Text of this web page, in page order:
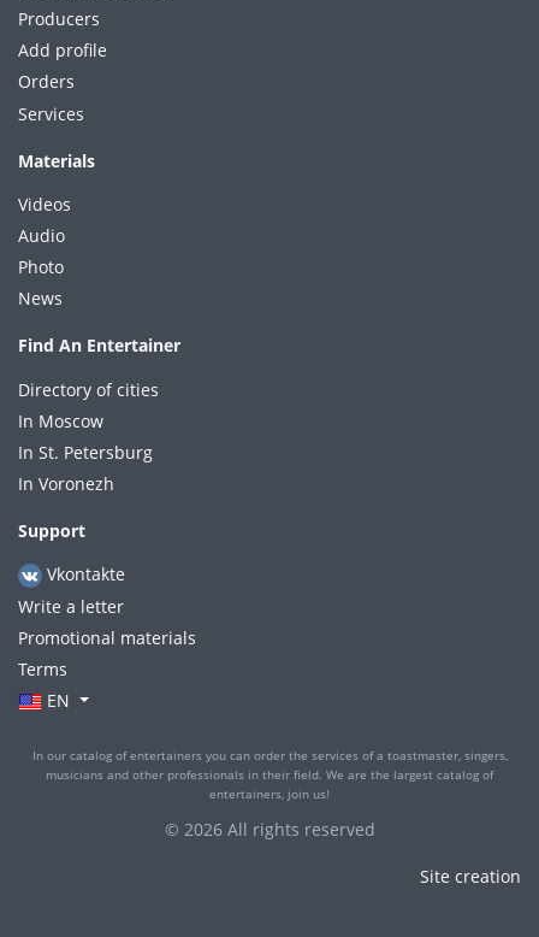
Producers
Add profile
Orders
Services
Materials
Videos
Audio
Photo
News
Find An Entertainer
Directory of cities
In Moscow
In St. Petersburg
In Voronezh
Support
Vkontakte
Write a letter
Promotional materials
Terms
EN
In our catalog of entertainers you can order the services of a toastmaster, singers,
musicians and other professionals in their field. We are the largest catalog of
entertainers, join us!
© 2026 All rights reserved
Site creation